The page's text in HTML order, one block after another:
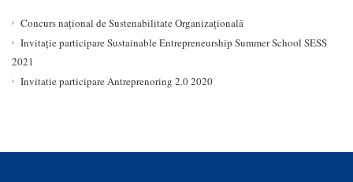
Concurs național de Sustenabilitate Organizațională
Invitație participare Sustainable Entrepreneurship Summer School SESS
2021
Invitatie participare Antreprenoring 2.0 2020